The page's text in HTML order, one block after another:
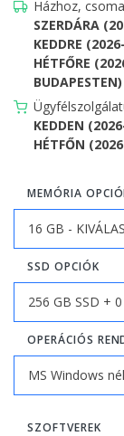
Házhoz,
SZERDÁRA
KEDDRE
HÉTFŐRE
BUDAPESTEN)
KEDDEN
HÉTFŐN
MEMÓRIA
SSD OPCIÓK
OPERÁCIÓS
SZOFTVEREK